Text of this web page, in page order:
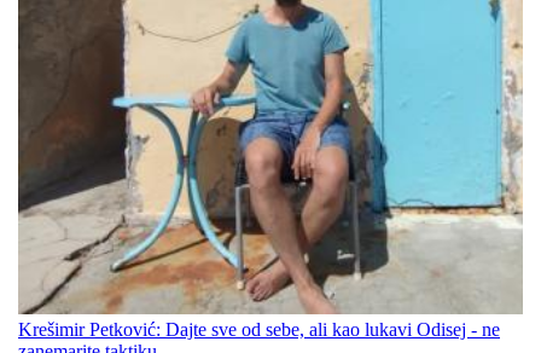
Krešimir Petković: Dajte sve od sebe, ali kao lukavi Odisej - ne